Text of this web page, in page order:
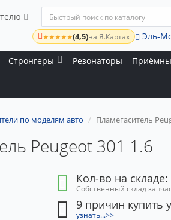
★★★★★(4,5)на Я.Картах Эль-
Стронгеры Резонаторы
по моделям авто Пламегаситель
Peugeot 301 1.6
Кол-во на складе:
Собственный склад
9 причин купить
узнать...>>